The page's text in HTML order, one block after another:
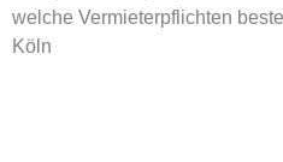
welche Vermieterpflichten
Köln